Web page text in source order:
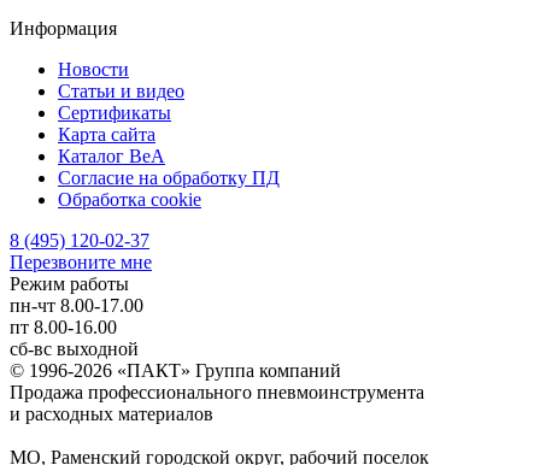
Информация
Новости
Статьи и видео
Сертификаты
Карта сайта
Каталог BeA
Согласие на обработку ПД
Обработка cookie
8 (495) 120-02-37
Перезвоните мне
Режим работы
пн-чт 8.00-17.00
пт 8.00-16.00
сб-вс выходной
© 1996-2026 «ПАКТ» Группа компаний
Продажа профессионального пневмоинструмента
и расходных материалов
МО, Раменский городской округ, рабочий поселок